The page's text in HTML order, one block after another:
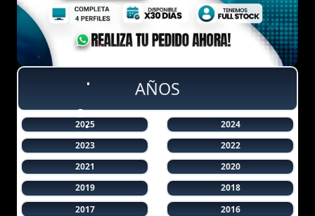
AÑOS
2025
2024
2023
2022
2021
2020
2019
2018
2017
2016